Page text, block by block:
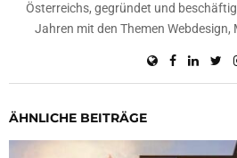
Österreichs, gegründet und
Jahren mit den Themen Webdesign,
ÄHNLICHE BEITRÄGE